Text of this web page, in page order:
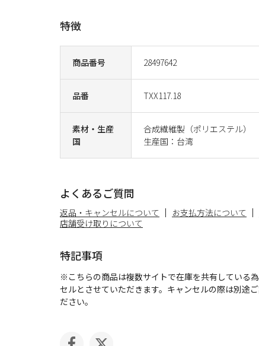
商品番号 28497642
品番 TXX117.18
素材・生産
国
合成繊維製（ポリエステル）
生産国：台湾
特徴
よくあるご質問
返品・キャンセルについて お支払方法について
店舗受け取りについて
特記事項
※こちらの商品は複数サイトで在庫を共有している
セルとさせていただきます。キャンセルの際は別途
ださい。